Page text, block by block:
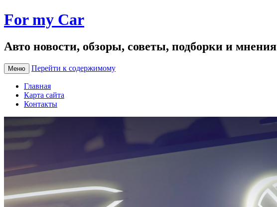
For my Car
Авто новости, обзоры, советы, подборки и мнения
Меню Перейти к содержимому
Главная
Карта сайта
Контакты